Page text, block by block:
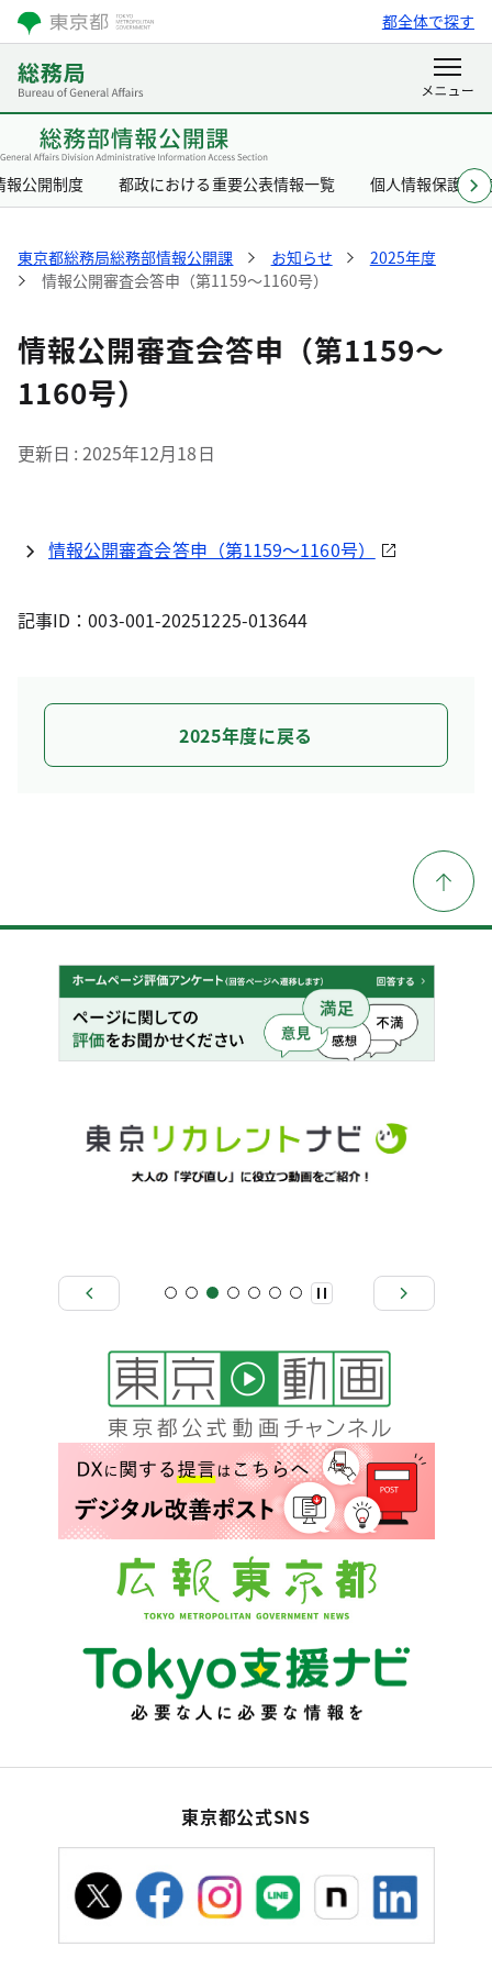
都全体で探す
報公開制度 都政における重要公表情報一覧 個人情報保護制
東京都総務局総務部情報公開課 お知らせ
2025年度
情報公開審査会答申（第1159～1160号）
情報公開審査会答申（第1159～
1160号）
更新日 2025年12月18日
情報公開審査会答申（第1159～1160号）
記事ID：003-001-20251225-013644
2025年度に戻る
東京都公式SNS